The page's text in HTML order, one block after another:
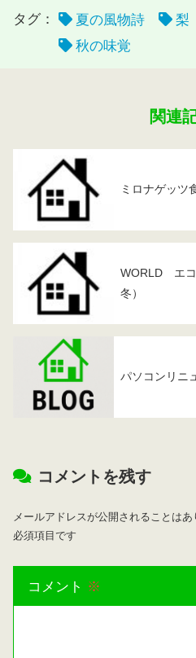
タグ：
夏の風物詩 梨
秋の味覚
関連
ミロナゲッツ
WORLD エコ
冬）
パソコンリニ
コメントを残す
メールアドレスが公開されることはあ
必須項目です
コメント ※